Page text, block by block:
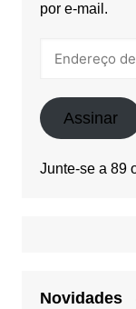
por e-mail.
mail Assinar
Junte-se a 89
Novidades